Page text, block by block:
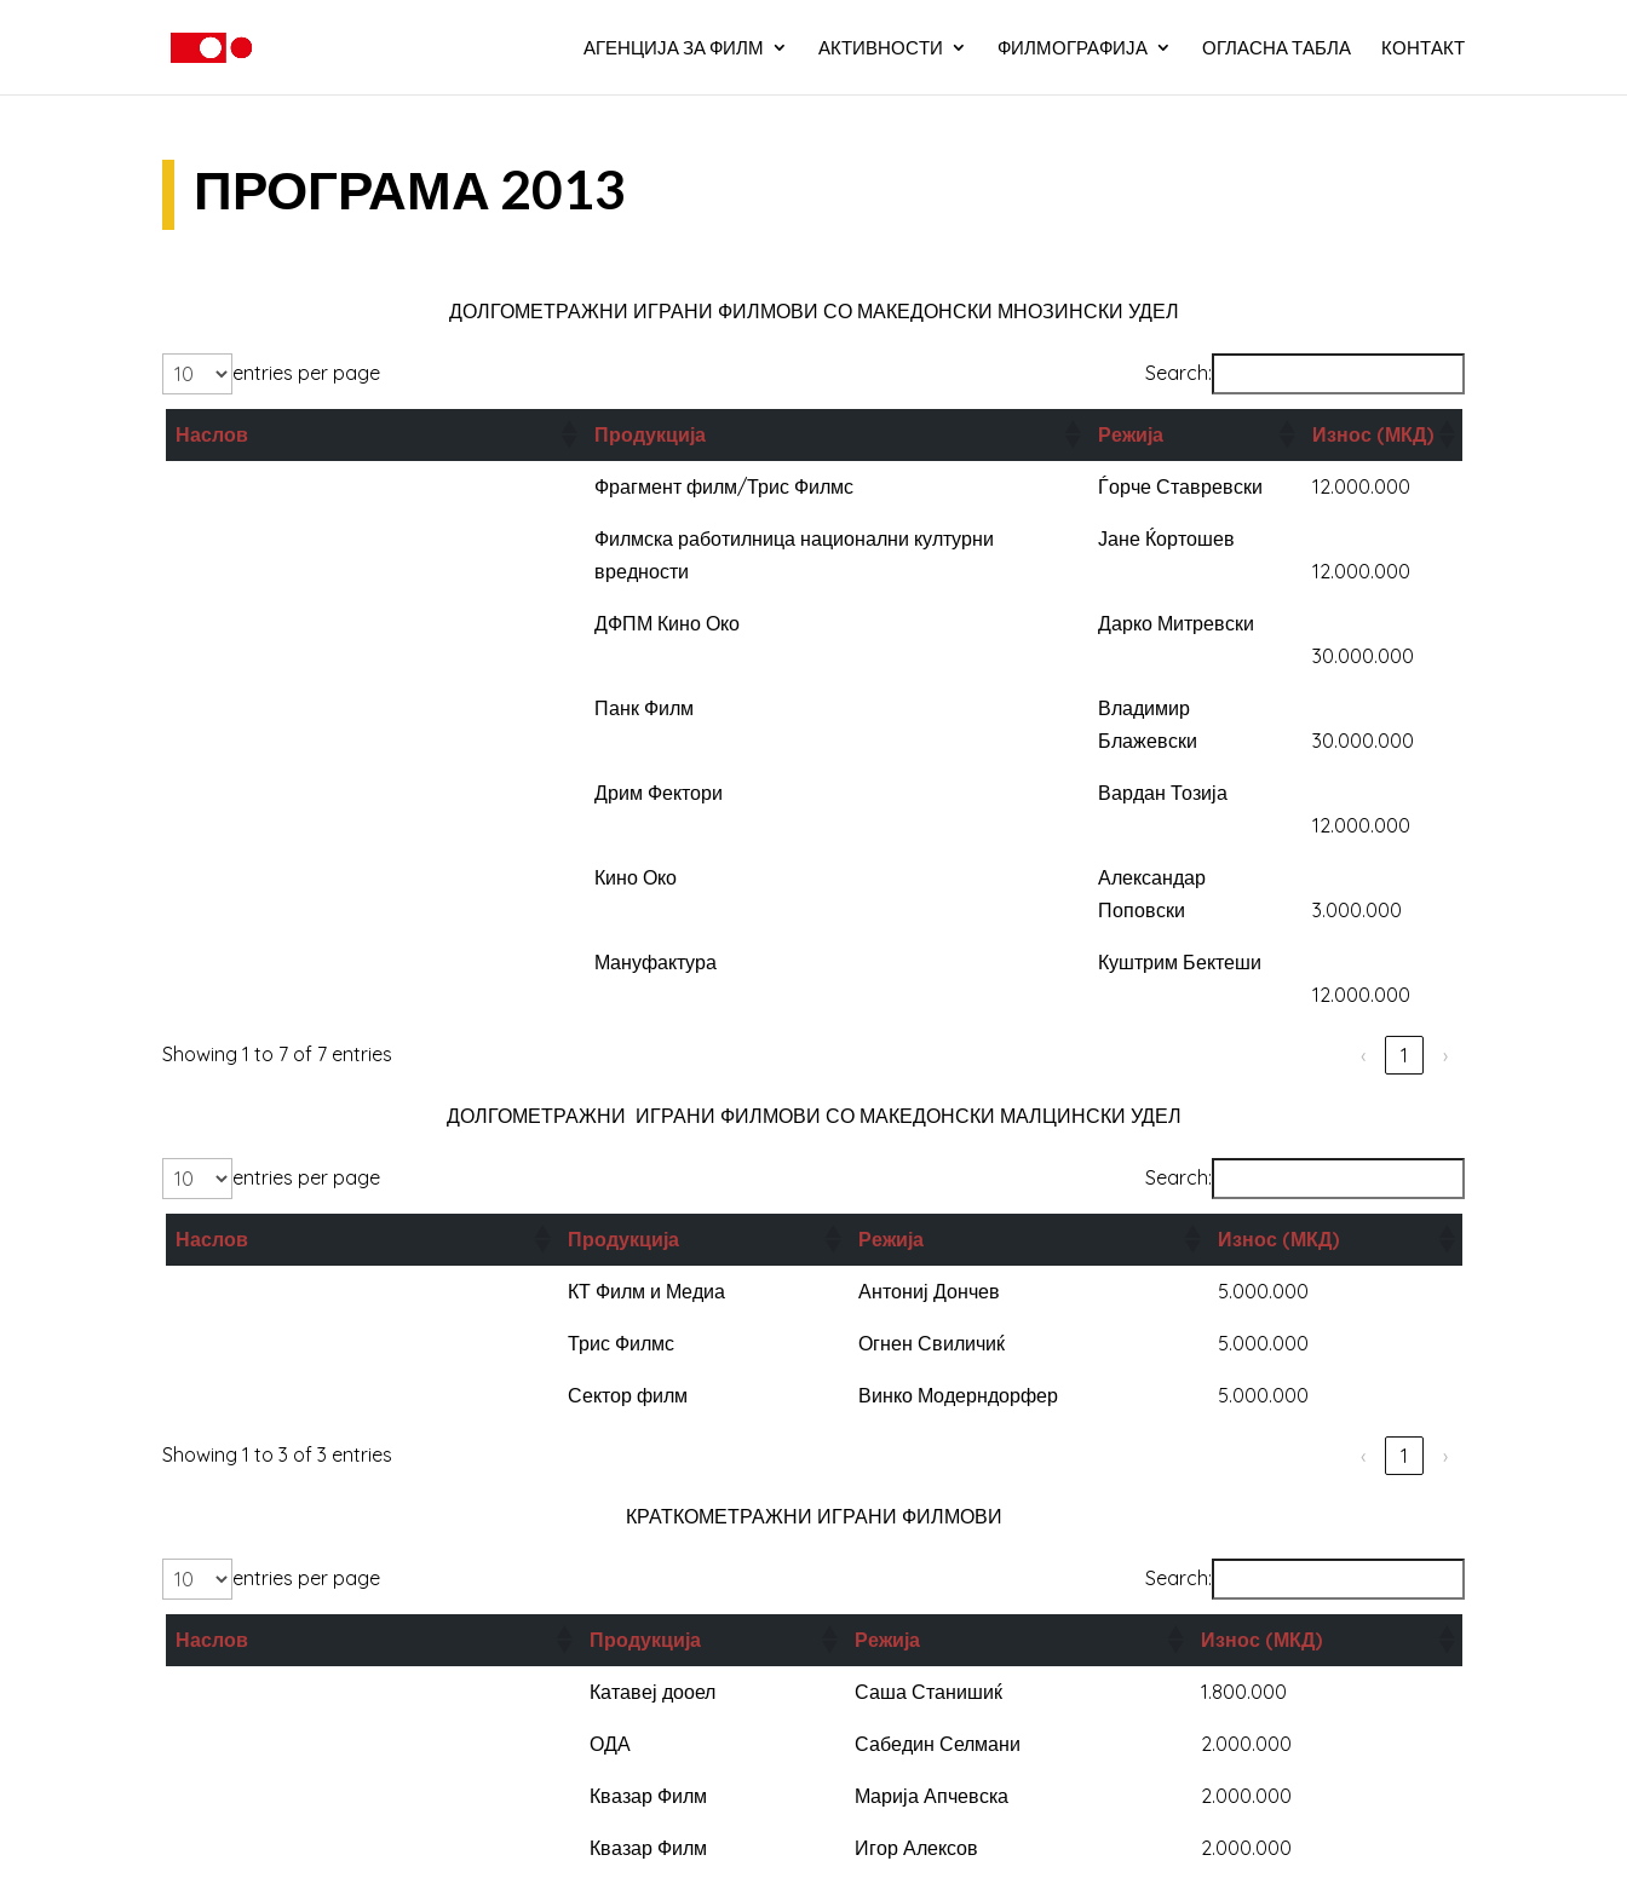
АГЕНЦИЈА ЗА ФИЛМ АКТИВНОСТИ ФИЛМОГРАФИЈА ОГЛАСНА ТАБЛА КОНТАКТ
ПРОГРАМА 2013
ДОЛГОМЕТРАЖНИ ИГРАНИ ФИЛМОВИ СО МАКЕДОНСКИ МНОЗИНСКИ УДЕЛ
entries per page Search:
Наслов Продукција Режија Износ (МКД)
Фрагмент филм/Трис Филмс Ѓорче Ставревски 12.000.000
Филмска работилница национални културни
вредности
Јане Ќортошев
12.000.000
ДФПМ Кино Око
Дарко Митревски
30.000.000
Панк Филм
Владимир
Блажевски
30.000.000
Дрим Фектори
Вардан Тозија
12.000.000
Кино Око
Александар
Поповски
3.000.000
Мануфактура
Куштрим Бектеши
12.000.000
Showing 1 to 7 of 7 entries ‹ 1 ›
ДОЛГОМЕТРАЖНИ ИГРАНИ ФИЛМОВИ СО МАКЕДОНСКИ МАЛЦИНСКИ УДЕЛ
entries per page Search:
Наслов Продукција Режија Износ(МКД)
КТ Филм и Медиа Антониј Дончев 5.000.000
Трис Филмс Огнен Свиличиќ 5.000.000
Сектор филм Винко Модерндорфер 5.000.000
Showing 1 to 3 of 3 entries ‹ 1 ›
КРАТКОМЕТРАЖНИ ИГРАНИ ФИЛМОВИ
entries per page Search:
Наслов Продукција Режија Износ(МКД)
Катавеј дооел Саша Станишиќ 1.800.000
ОДА Сабедин Селмани 2.000.000
Квазар Филм Марија Апчевска 2.000.000
Квазар Филм Игор Алексов 2.000.000